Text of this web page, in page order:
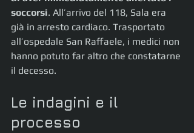
soccorsi. All’arrivo del 118, Sala era
già in arresto cardiaco. Trasportato
all’ospedale San Raffaele, i medici non
hanno potuto far altro che constatarne
il decesso.
Le indagini e il
processo